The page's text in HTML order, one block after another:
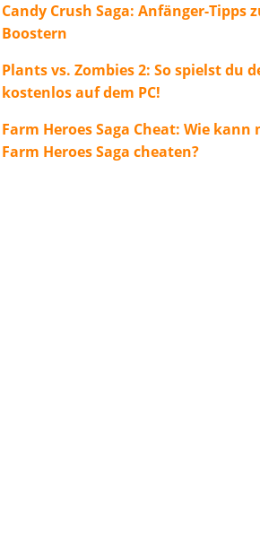
Candy Crush Saga: Anfänger-Tipps
Boostern
Plants vs. Zombies 2: So spielst du
kostenlos auf dem PC!
Farm Heroes Saga Cheat: Wie kann
Farm Heroes Saga cheaten?